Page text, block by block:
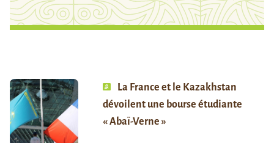
La France et le Kazakhstan
dévoilent une bourse étudiante
« Abaï-Verne »